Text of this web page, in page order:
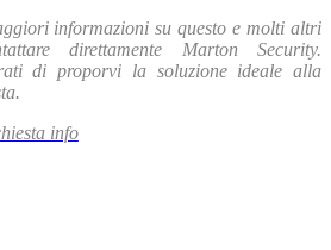
informazioni su questo e molti altri
direttamente Marton Security.
di proporvi la soluzione ideale alla